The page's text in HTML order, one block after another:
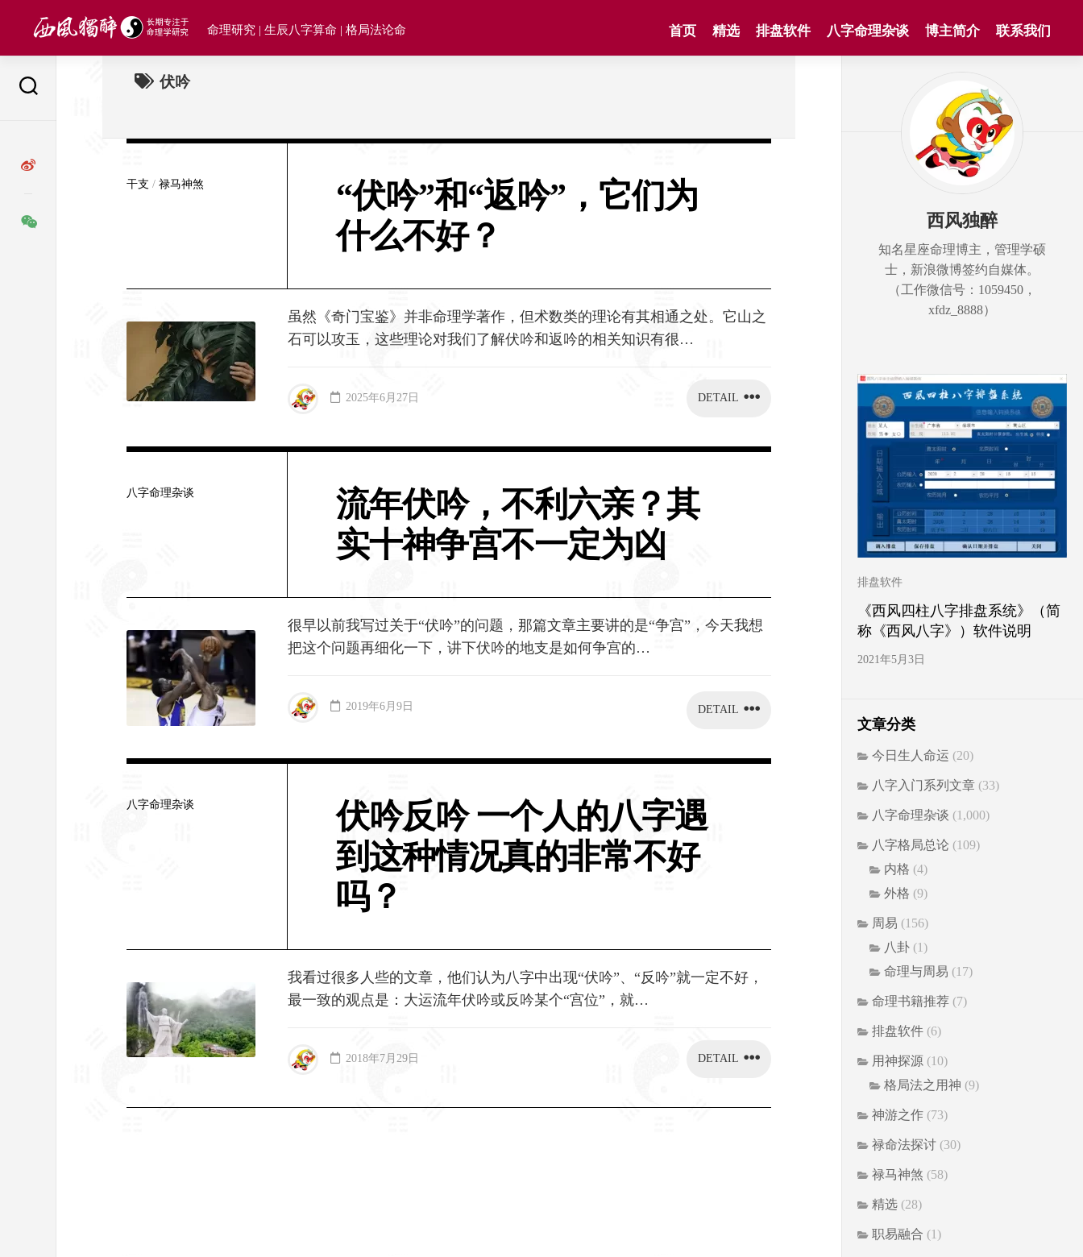
命理研究 | 生辰八字算命 | 格局法论命 首页 精选 排盘软件 八字命理杂谈 博主简介 联系我们
伏吟
干支 / 禄马神煞
“伏吟”和“返吟”，它们为
什么不好？
虽然《奇门宝鉴》并非命理学著作，但术数类的理论有其相通之处。它山之
石可以攻玉，这些理论对我们了解伏吟和返吟的相关知识有很…
DETAIL
2025年6月27日
八字命理杂谈
流年伏吟，不利六亲？其
实十神争宫不一定为凶
很早以前我写过关于“伏吟”的问题，那篇文章主要讲的是“争宫”，今天我想
把这个问题再细化一下，讲下伏吟的地支是如何争宫的…
DETAIL
2019年6月9日
八字命理杂谈
伏吟反吟 一个人的八字遇
到这种情况真的非常不好
吗？
我看过很多人些的文章，他们认为八字中出现“伏吟”、“反吟”就一定不好，
最一致的观点是：大运流年伏吟或反吟某个“宫位”，就…
DETAIL
2018年7月29日
西风独醉
知名星座命理博主，管理学硕
士，新浪微博签约自媒体。
（工作微信号：1059450，
xfdz_8888）
排盘软件
《西风四柱八字排盘系统》（简
称《西风八字》）软件说明
2021年5月3日
文章分类
今日生人命运 (20)
八字入门系列文章 (33)
八字命理杂谈 (1,000)
八字格局总论 (109)
内格 (4)
外格 (9)
周易 (156)
八卦 (1)
命理与周易 (17)
命理书籍推荐 (7)
排盘软件 (6)
用神探源 (10)
格局法之用神 (9)
神游之作 (73)
禄命法探讨 (30)
禄马神煞 (58)
精选 (28)
职易融合 (1)